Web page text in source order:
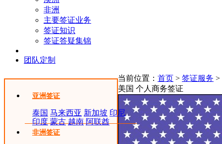
非洲
主要签证业务
签证知识
签证答疑集锦
团队定制
亚洲签证
泰国 马来西亚 新加坡 印尼
印度 蒙古 越南 阿联酋
非洲签证
当前位置： 首页 > 签证服务 >
美国 个人商务签证